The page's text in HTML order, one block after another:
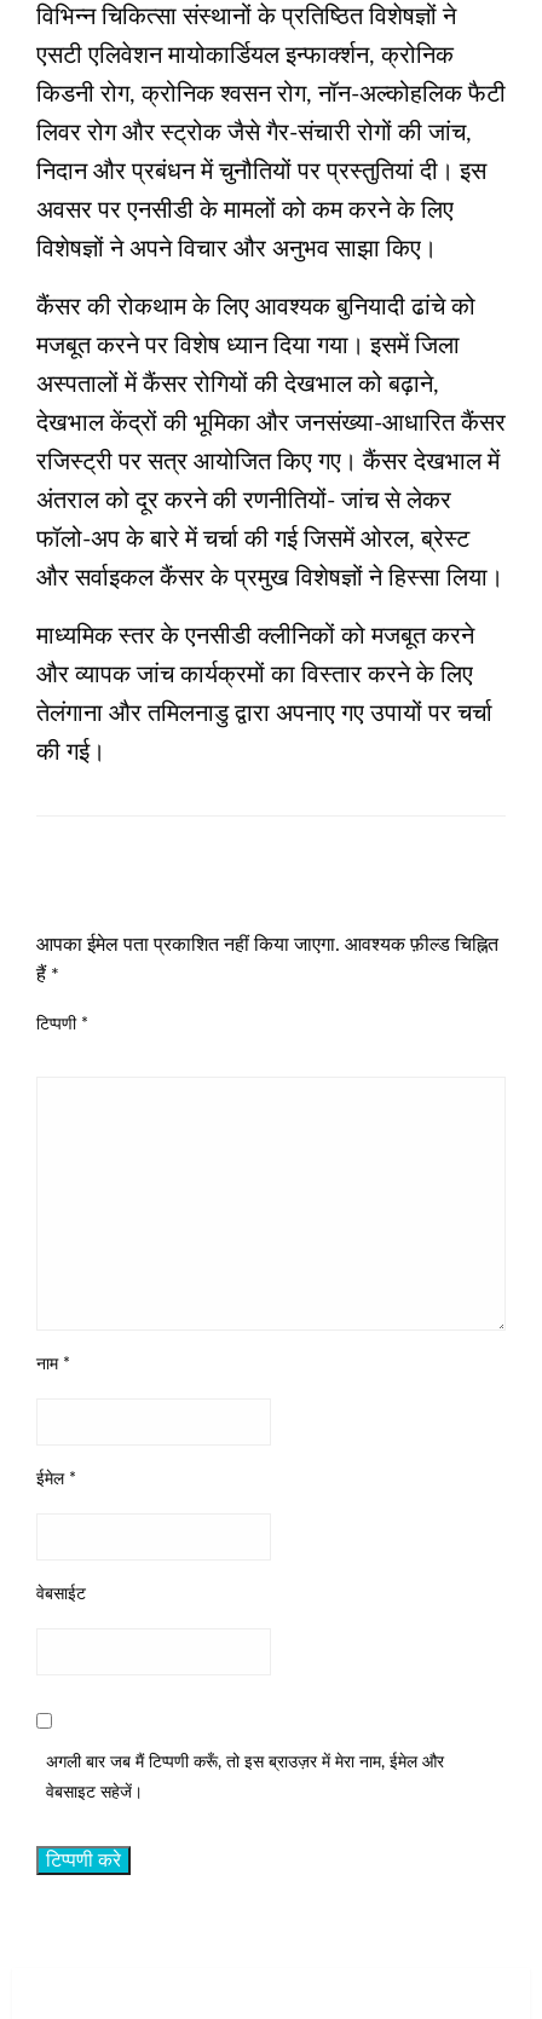
विभिन्न चिकित्सा संस्थानों के प्रतिष्ठित विशेषज्ञों ने
एसटी एलिवेशन मायोकार्डियल इन्फार्क्शन, क्रोनिक
किडनी रोग, क्रोनिक श्‍वसन रोग, नॉन-अल्कोहलिक फैटी
लिवर रोग और स्ट्रोक जैसे गैर-संचारी रोगों की जांच,
निदान और प्रबंधन में चुनौतियों पर प्रस्तुतियां दी। इस
अवसर पर एनसीडी के मामलों को कम करने के लिए
विशेषज्ञों ने अपने विचार और अनुभव साझा किए।
कैंसर की रोकथाम के लिए आवश्‍यक बुनियादी ढांचे को
मजबूत करने पर विशेष ध्यान दिया गया। इसमें जिला
अस्पतालों में कैंसर रोगियों की देखभाल को बढ़ाने,
देखभाल केंद्रों की भूमिका और जनसंख्या-आधारित कैंसर
रजिस्ट्री पर सत्र आयोजित किए गए। कैंसर देखभाल में
अंतराल को दूर करने की रणनीतियों- जांच से लेकर
फॉलो-अप के बारे में चर्चा की गई जिसमें ओरल, ब्रेस्ट
और सर्वाइकल कैंसर के प्रमुख विशेषज्ञों ने हिस्‍सा लिया।
माध्यमिक स्तर के एनसीडी क्लीनिकों को मजबूत करने
और व्यापक जांच कार्यक्रमों का विस्तार करने के लिए
तेलंगाना और तमिलनाडु द्वारा अपनाए गए उपायों पर चर्चा
की गई।
आपका ईमेल पता प्रकाशित नहीं किया जाएगा. आवश्यक फ़ील्ड चिह्नित
हैं *
टिप्पणी *
नाम *
ईमेल *
वेबसाईट
अगली बार जब मैं टिप्पणी करूँ, तो इस ब्राउज़र में मेरा नाम, ईमेल और
वेबसाइट सहेजें।